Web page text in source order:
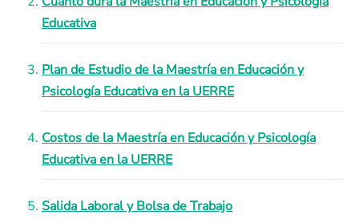
Educativa
Plan de Estudio de la Maestría en Educación y
Psicología Educativa en la UERRE
Costos de la Maestría en Educación y Psicología
Educativa en la UERRE
Salida Laboral y Bolsa de Trabajo